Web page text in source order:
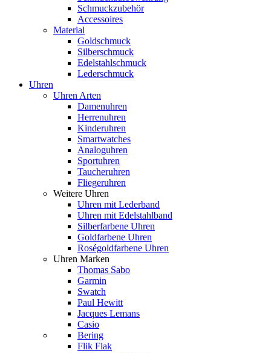
Schmuckzubehör
Accessoires
Material
Goldschmuck
Silberschmuck
Edelstahlschmuck
Lederschmuck
Uhren
Uhren Arten
Damenuhren
Herrenuhren
Kinderuhren
Smartwatches
Analoguhren
Sportuhren
Taucheruhren
Fliegeruhren
Weitere Uhren
Uhren mit Lederband
Uhren mit Edelstahlband
Silberfarbene Uhren
Goldfarbene Uhren
Roségoldfarbene Uhren
Uhren Marken
Thomas Sabo
Garmin
Swatch
Paul Hewitt
Jacques Lemans
Casio
Bering
Flik Flak